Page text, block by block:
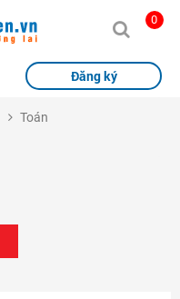
0
Đăng ký
Toán